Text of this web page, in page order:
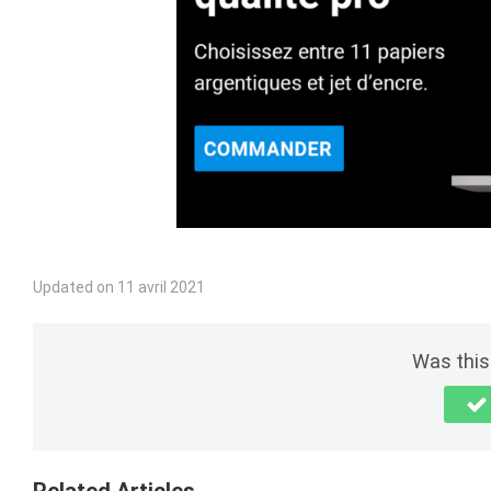
Updated on 11 avril 2021
Was